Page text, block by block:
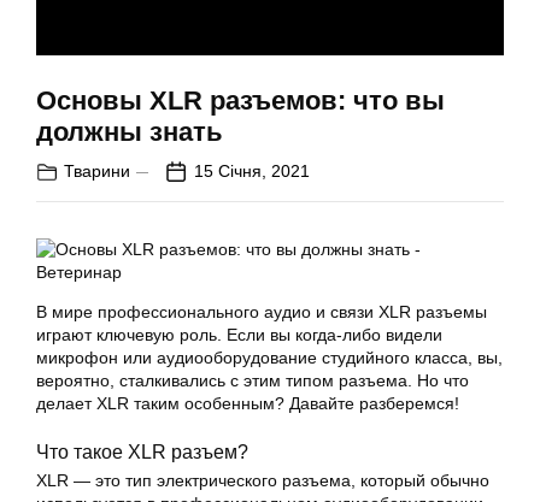
Основы XLR разъемов: что вы
должны знать
Тварини 15 Січня, 2021
В мире профессионального аудио и связи XLR разъемы
играют ключевую роль. Если вы когда-либо видели
микрофон или аудиооборудование студийного класса, вы,
вероятно, сталкивались с этим типом разъема. Но что
делает XLR таким особенным? Давайте разберемся!
Что такое XLR разъем?
XLR — это тип электрического разъема, который обычно